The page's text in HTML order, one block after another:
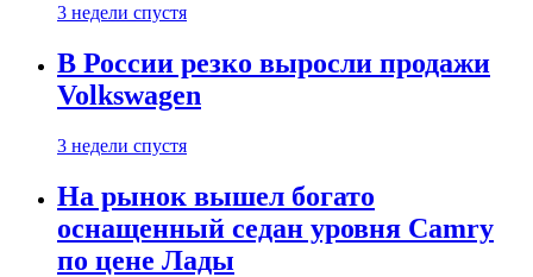
3 недели спустя
В России резко выросли продажи
Volkswagen
3 недели спустя
На рынок вышел богато
оснащенный седан уровня Camry
по цене Лады